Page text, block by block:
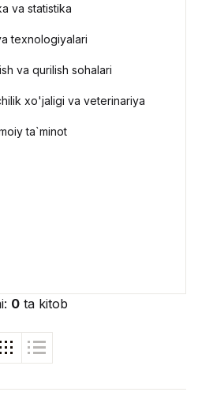
0ta kitob
va statistika
texnologiyalari
va qurilish sohalari
xo'jaligi va veterinariya
ta`minot